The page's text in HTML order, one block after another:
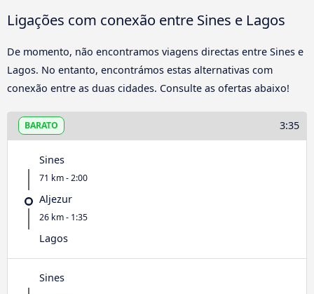
Ligações com conexão entre Sines e Lagos
De momento, não encontramos viagens directas entre Sines e
Lagos. No entanto, encontrámos estas alternativas com
conexão entre as duas cidades. Consulte as ofertas abaixo!
BARATO 3:35
Sines
71 km - 2:00
Aljezur
26 km - 1:35
Lagos
Sines